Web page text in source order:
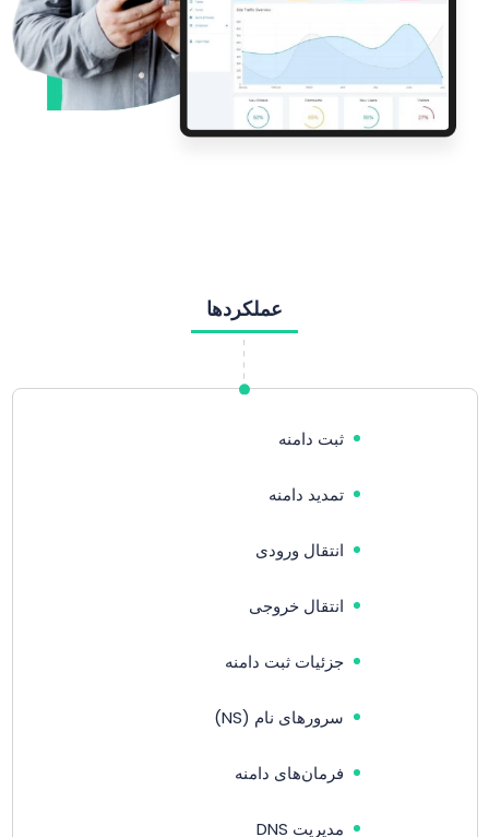
عملکردها
ثبت دامنه
تمدید دامنه
انتقال ورودی
انتقال خروجی
جزئیات ثبت دامنه
سرورهای نام (NS)
فرمان‌های دامنه
مدیریت DNS